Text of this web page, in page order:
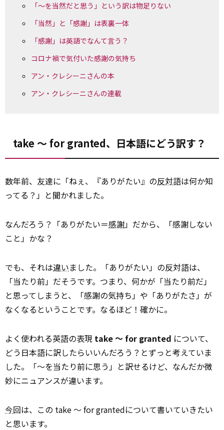
「～を当然だと思う」という訳は物足りない
「当然」と「感謝」は表裏一体
「感謝」は英語でなんて言う？
コロナ禍で気付いた感謝の気持ち
アン・クレシーニさんの本
アン・クレシーニさんの連載
take ～ for granted、日本語にどう訳す？
数年前、友達に「ねぇ、『ありがたい』の反対語は何か知
ってる？」と聞かれました。
なんだろう？「ありがたい＝感謝」だから、「感謝しない
こと」かな？
でも、それは違いました。「ありがたい」の反対語は、
「当たり前」だそうです。つまり、何かが「当たり前だ」
と思ってしまうと、「感謝の気持ち」や「ありがたさ」が
なくなるということです。なるほど！確かに。
よく使われる英語の表現 take ～ for granted について、
どう日本語に訳したらいいんだろう？とずっと考えていま
した。「～を当たり前に思う」と訳せるけど、なんだか微
妙にニュアンスが違います。
今回は、この take ～ for grantedについて書いていきたい
と思います。